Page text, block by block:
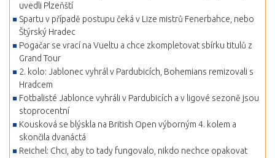
uvedli Plzeňští
Spartu v případě postupu čeká v Lize mistrů Fenerbahce, nebo
Štýrský Hradec
Pogačar se vrací na Vueltu a chce zkompletovat sbírku titulů z
Grand Tour
2. kolo: Jablonec vyhrál v Pardubicích, Bohemians remizovali s
Hradcem
Fotbalisté Jablonce vyhráli v Pardubicích a v ligové sezoně jsou
stoprocentní
Kousková se blýskla na British Open výborným 4. kolem a
skončila dvanáctá
Reichel: Chci, aby to tady fungovalo, nikdo nechce opakovat